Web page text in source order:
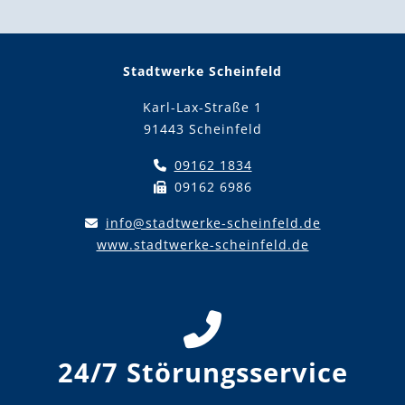
Stadtwerke Scheinfeld
Karl-Lax-Straße 1
91443 Scheinfeld
09162 1834
09162 6986
info@stadtwerke-scheinfeld.de
www.stadtwerke-scheinfeld.de
24/7 Störungsservice